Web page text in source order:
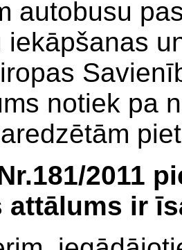
autobusu
iekāpšanas
notiek pa
2011
attālums ir